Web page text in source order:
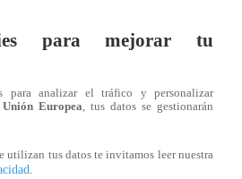
Maritza Rodríguez
para mejorar tu
para analizar el tráfico y personalizar
Unión Europea , tus datos se gestionarán
utilizan tus datos te invitamos leer nuestra